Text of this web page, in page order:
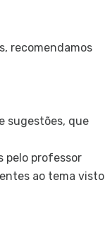
recomendamos
sugestões, que
pelo professor
ao tema visto